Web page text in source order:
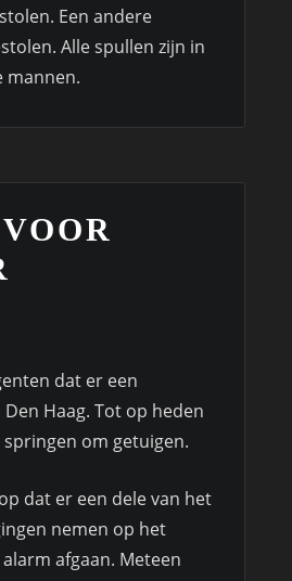
Een andere
Alle spullen zijn in
mannen.
dat er een
Haag. Tot op heden
om getuigen.
dat er een dele van het
nemen op het
afgaan. Meteen